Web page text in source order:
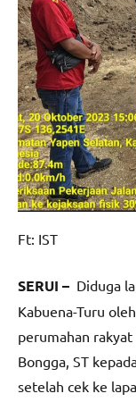
Ft: IST
SERUI – Diduga
Kabuena-Turu
perumahan
Bongga, ST
setelah cek ke